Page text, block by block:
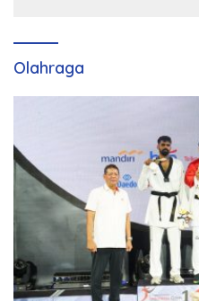
Olahraga